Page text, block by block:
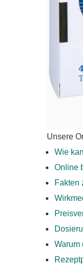
Unsere
Wie
Online
Fakten